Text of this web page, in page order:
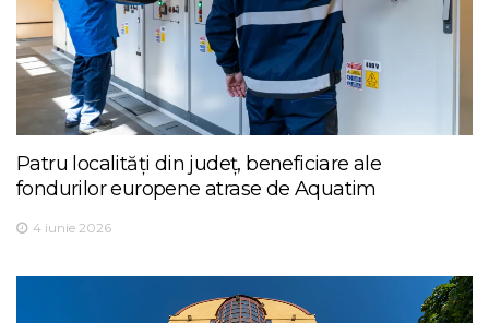
Patru localități din județ, beneficiare ale
fondurilor europene atrase de Aquatim
4 iunie 2026